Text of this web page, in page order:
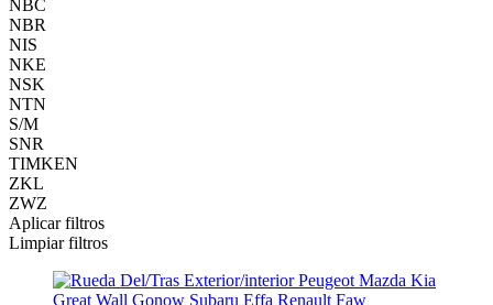
NBC
NBR
NIS
NKE
NSK
NTN
S/M
SNR
TIMKEN
ZKL
ZWZ
Aplicar filtros
Limpiar filtros